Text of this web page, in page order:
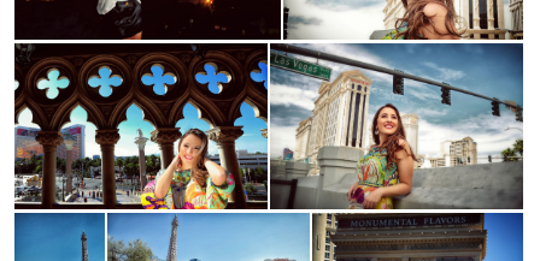
Guardar Guardar
Guardar Guardar